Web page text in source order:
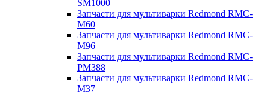
SM1000
Запчасти для мультиварки Redmond RMC-
M60
Запчасти для мультиварки Redmond RMC-
M96
Запчасти для мультиварки Redmond RMC-
PM388
Запчасти для мультиварки Redmond RMC-
M37